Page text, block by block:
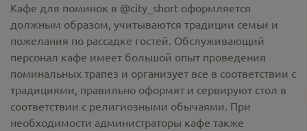
Кафе для поминок в @city_short оформляется
должным образом, учитываются традиции семьи и
пожелания по рассадке гостей. Обслуживающий
персонал кафе имеет большой опыт проведения
поминальных трапез и организует все в соответствии с
традициями, правильно оформят и сервируют стол в
соответствии с религиозными обычаями. При
необходимости администраторы кафе также